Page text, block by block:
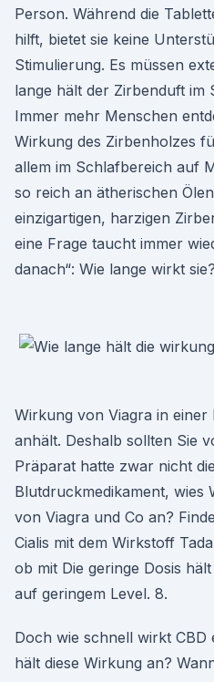
Person. Während die
hilft, bietet sie keine
Stimulierung. Es müssen
lange hält der Zirbenduft im
Immer mehr Menschen
Wirkung des Zirbenholzes
allem im Schlafbereich auf
so reich an ätherischen
einzigartigen, harzigen
eine Frage taucht immer
danach“: Wie lange wirkt sie?
Wirkung von Viagra in einer
anhält. Deshalb sollten Sie
Präparat hatte zwar nicht
Blutdruckmedikament, wies
von Viagra und Co an?
Cialis mit dem Wirkstoff
ob mit Die geringe Dosis
auf geringem Level. 8.
Doch wie schnell wirkt CBD
hält diese Wirkung an?